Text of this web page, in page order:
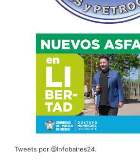
Tweets por @Infobaires24.